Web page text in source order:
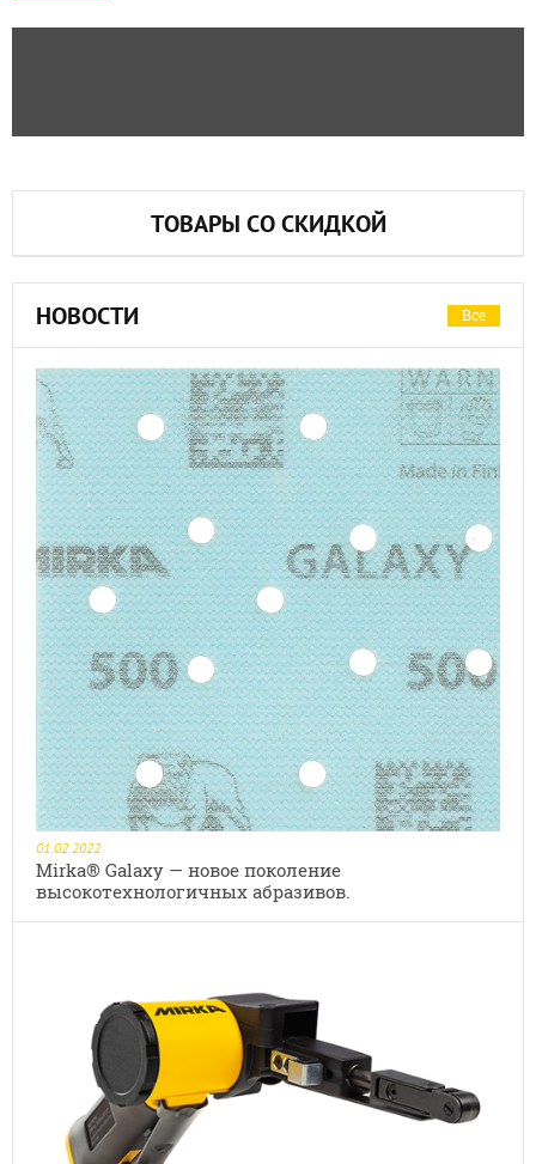
ТОВАРЫ СО СКИДКОЙ
НОВОСТИ Все
01.02.2022
Mirka® Galaxy — новое поколение
высокотехнологичных абразивов.